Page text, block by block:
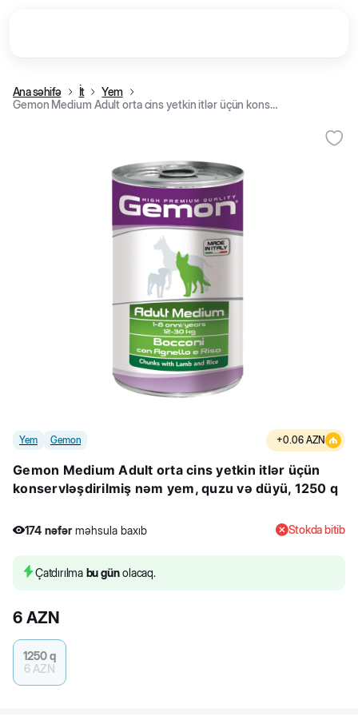
Ana səhifə İt
Yem
Gemon Medium Adult orta cins yetkin itlər üçün konservləşdirilmiş nəm yem, quzu və düyü, 1250 q
Yem Gemon +0.06 AZN
Gemon Medium Adult orta cins yetkin itlər üçün
konservləşdirilmiş nəm yem, quzu və düyü, 1250 q
174 nəfər məhsula baxıb
174 nəfər məhsula baxıb
Stokda bitib
Çatdırılma bu günolacaq.
6 AZN
1250 q
6 AZN